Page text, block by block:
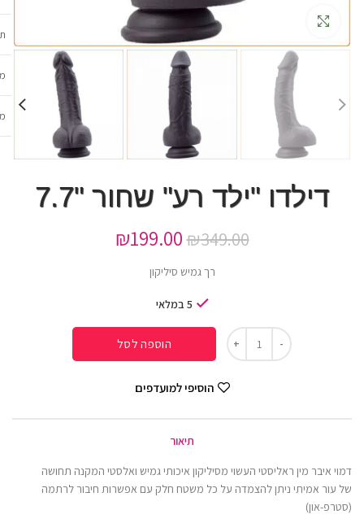
דילדו "ילד רע" שחור "7.7
₪349.00
₪199.00
רך גמיש סיליקון
5 במלאי
הוספה לסל
הוסיפי למועדפים
תיאור
דמוי איבר מין ראליסטי העשוי מסיליקון איכותי גמיש ואלסטי המקנה תחושה
של עור אמיתי ניתן להצמדה על כל משטח חלק עם אפשרות חיבור לרתמה
(סטרפ-און)